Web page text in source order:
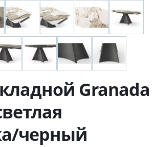
Granada
черный